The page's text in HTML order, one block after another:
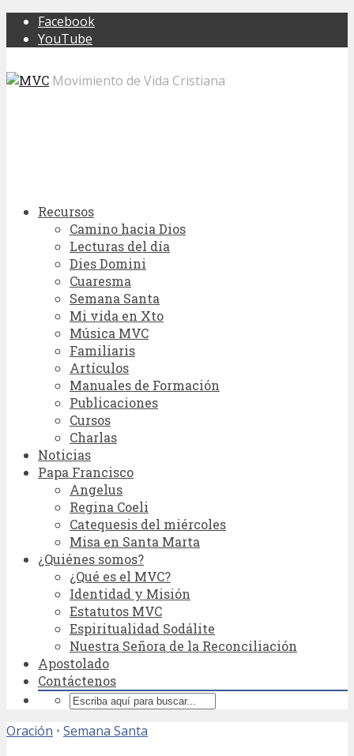
Facebook
YouTube
Movimiento de Vida Cristiana
Recursos
Camino hacia Dios
Lecturas del día
Dies Domini
Cuaresma
Semana Santa
Mi vida en Xto
Música MVC
Familiaris
Artículos
Manuales de Formación
Publicaciones
Cursos
Charlas
Noticias
Papa Francisco
Angelus
Regina Coeli
Catequesis del miércoles
Misa en Santa Marta
¿Quiénes somos?
¿Qué es el MVC?
Identidad y Misión
Estatutos MVC
Espiritualidad Sodálite
Nuestra Señora de la Reconciliación
Apostolado
Contáctenos
Oración • Semana Santa